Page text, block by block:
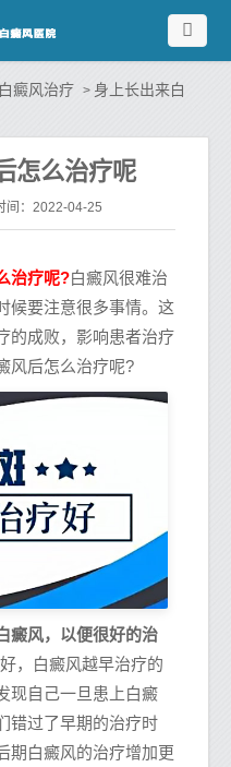
白癜风治疗 > 身上长出来白
怎么治疗呢
间：2022-04-25
治疗呢?白癜风很难治
候要注意很多事情。这
的成败，影响患者治疗
风后怎么治疗呢?
癜风，以便很好的治
，白癜风越早治疗的
现自己一旦患上白癜
错过了早期的治疗时
期白癜风的治疗增加更